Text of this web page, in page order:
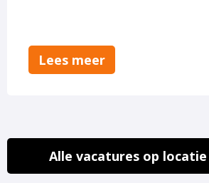
Lees meer
Hoofddorp
Alle vacatures op